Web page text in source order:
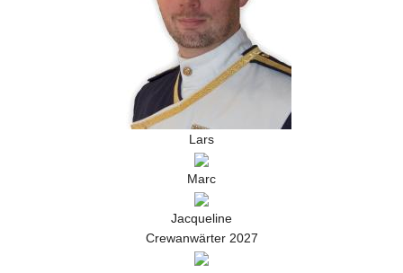
Lars
Marc
Jacqueline
Crewanwärter 2027